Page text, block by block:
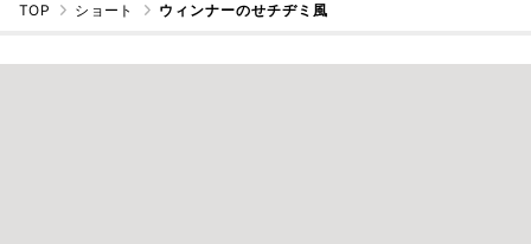
TOP ショート ウィンナーのせチヂミ風